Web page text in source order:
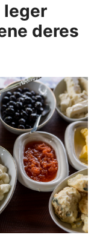
leger
deres